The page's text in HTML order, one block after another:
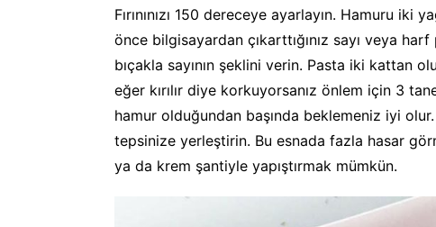
Fırınınızı 150 dereceye ayarlayın. Hamuru iki
önce bilgisayardan çıkarttığınız sayı veya
bıçakla sayının şeklini verin. Pasta iki kattan
eğer kırılır diye korkuyorsanız önlem için 3
hamur olduğundan başında beklemeniz iyi
tepsinize yerleştirin. Bu esnada fazla hasar
ya da krem şantiyle yapıştırmak mümkün.